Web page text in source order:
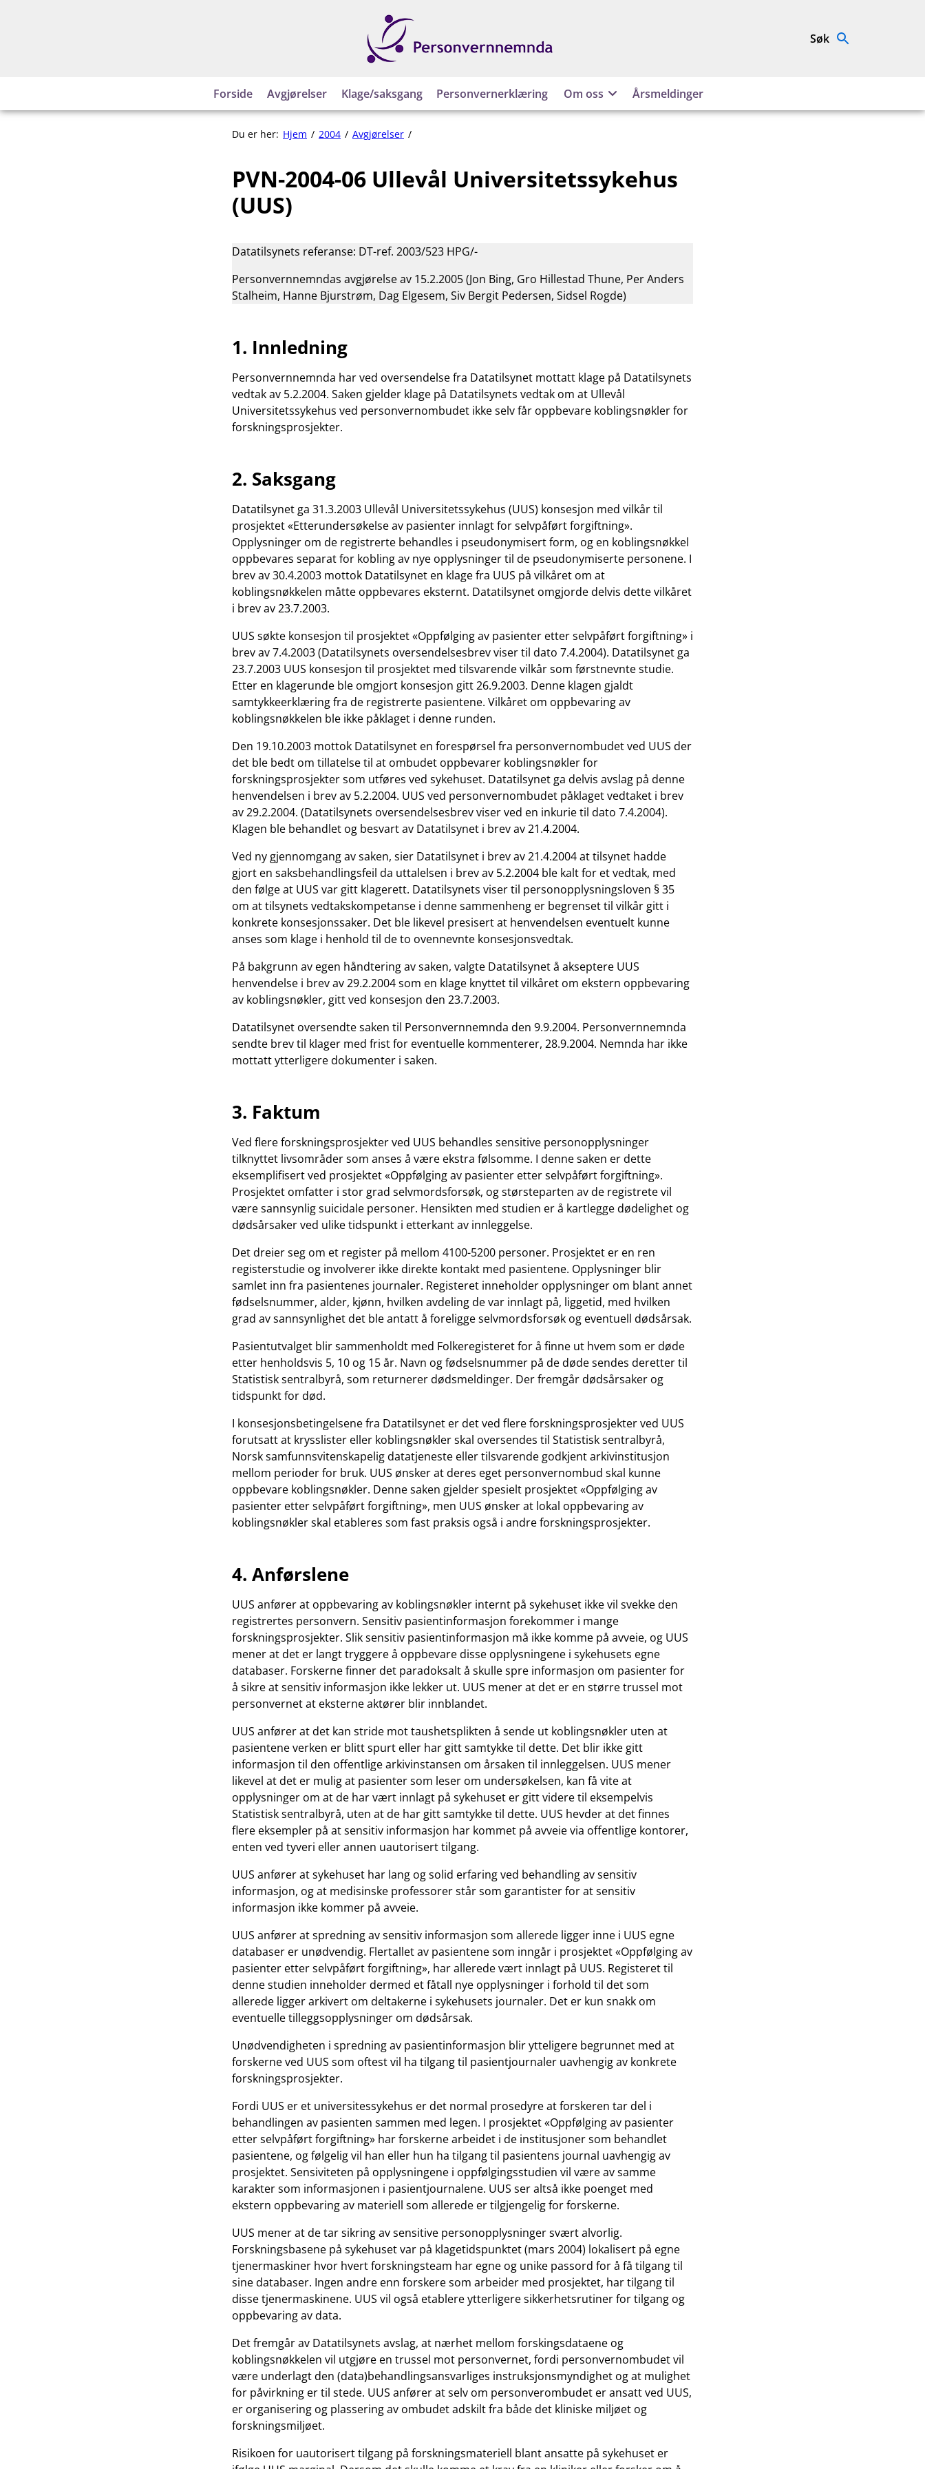
Personvernnemnda Søk
Forside Avgjørelser Klage/saksgang Personvernerklæring Om oss Årsmeldinger
Du er her: Hjem 2004 Avgjørelser
Ullevål
Universitetssykehus
PVN-2004-06 Ullevål Universitetssykehus
(UUS)
Datatilsynets referanse: DT-ref. 2003/523 HPG/-
Personvernnemndas avgjørelse av 15.2.2005 (Jon Bing, Gro Hillestad Thune, Per Anders
Stalheim, Hanne Bjurstrøm, Dag Elgesem, Siv Bergit Pedersen, Sidsel Rogde)
1. Innledning
Personvernnemnda har ved oversendelse fra Datatilsynet mottatt klage på Datatilsynets
vedtak av 5.2.2004. Saken gjelder klage på Datatilsynets vedtak om at Ullevål
Universitetssykehus ved personvernombudet ikke selv får oppbevare koblingsnøkler for
forskningsprosjekter.
2. Saksgang
Datatilsynet ga 31.3.2003 Ullevål Universitetssykehus (UUS) konsesjon med vilkår til
prosjektet «Etterundersøkelse av pasienter innlagt for selvpåført forgiftning».
Opplysninger om de registrerte behandles i pseudonymisert form, og en koblingsnøkkel
oppbevares separat for kobling av nye opplysninger til de pseudonymiserte personene. I
brev av 30.4.2003 mottok Datatilsynet en klage fra UUS på vilkåret om at
koblingsnøkkelen måtte oppbevares eksternt. Datatilsynet omgjorde delvis dette vilkåret
i brev av 23.7.2003.
UUS søkte konsesjon til prosjektet «Oppfølging av pasienter etter selvpåført forgiftning» i
brev av 7.4.2003 (Datatilsynets oversendelsesbrev viser til dato 7.4.2004). Datatilsynet ga
23.7.2003 UUS konsesjon til prosjektet med tilsvarende vilkår som førstnevnte studie.
Etter en klagerunde ble omgjort konsesjon gitt 26.9.2003. Denne klagen gjaldt
samtykkeerklæring fra de registrerte pasientene. Vilkåret om oppbevaring av
koblingsnøkkelen ble ikke påklaget i denne runden.
Den 19.10.2003 mottok Datatilsynet en forespørsel fra personvernombudet ved UUS der
det ble bedt om tillatelse til at ombudet oppbevarer koblingsnøkler for
forskningsprosjekter som utføres ved sykehuset. Datatilsynet ga delvis avslag på denne
henvendelsen i brev av 5.2.2004. UUS ved personvernombudet påklaget vedtaket i brev
av 29.2.2004. (Datatilsynets oversendelsesbrev viser ved en inkurie til dato 7.4.2004).
Klagen ble behandlet og besvart av Datatilsynet i brev av 21.4.2004.
Ved ny gjennomgang av saken, sier Datatilsynet i brev av 21.4.2004 at tilsynet hadde
gjort en saksbehandlingsfeil da uttalelsen i brev av 5.2.2004 ble kalt for et vedtak, med
den følge at UUS var gitt klagerett. Datatilsynets viser til personopplysningsloven § 35
om at tilsynets vedtakskompetanse i denne sammenheng er begrenset til vilkår gitt i
konkrete konsesjonssaker. Det ble likevel presisert at henvendelsen eventuelt kunne
anses som klage i henhold til de to ovennevnte konsesjonsvedtak.
På bakgrunn av egen håndtering av saken, valgte Datatilsynet å akseptere UUS
henvendelse i brev av 29.2.2004 som en klage knyttet til vilkåret om ekstern oppbevaring
av koblingsnøkler, gitt ved konsesjon den 23.7.2003.
Datatilsynet oversendte saken til Personvernnemnda den 9.9.2004. Personvernnemnda
sendte brev til klager med frist for eventuelle kommenterer, 28.9.2004. Nemnda har ikke
mottatt ytterligere dokumenter i saken.
3. Faktum
Ved flere forskningsprosjekter ved UUS behandles sensitive personopplysninger
tilknyttet livsområder som anses å være ekstra følsomme. I denne saken er dette
eksemplifisert ved prosjektet «Oppfølging av pasienter etter selvpåført forgiftning».
Prosjektet omfatter i stor grad selvmordsforsøk, og størsteparten av de registrete vil
være sannsynlig suicidale personer. Hensikten med studien er å kartlegge dødelighet og
dødsårsaker ved ulike tidspunkt i etterkant av innleggelse.
Det dreier seg om et register på mellom 4100-5200 personer. Prosjektet er en ren
registerstudie og involverer ikke direkte kontakt med pasientene. Opplysninger blir
samlet inn fra pasientenes journaler. Registeret inneholder opplysninger om blant annet
fødselsnummer, alder, kjønn, hvilken avdeling de var innlagt på, liggetid, med hvilken
grad av sannsynlighet det ble antatt å foreligge selvmordsforsøk og eventuell dødsårsak.
Pasientutvalget blir sammenholdt med Folkeregisteret for å finne ut hvem som er døde
etter henholdsvis 5, 10 og 15 år. Navn og fødselsnummer på de døde sendes deretter til
Statistisk sentralbyrå, som returnerer dødsmeldinger. Der fremgår dødsårsaker og
tidspunkt for død.
I konsesjonsbetingelsene fra Datatilsynet er det ved flere forskningsprosjekter ved UUS
forutsatt at krysslister eller koblingsnøkler skal oversendes til Statistisk sentralbyrå,
Norsk samfunnsvitenskapelig datatjeneste eller tilsvarende godkjent arkivinstitusjon
mellom perioder for bruk. UUS ønsker at deres eget personvernombud skal kunne
oppbevare koblingsnøkler. Denne saken gjelder spesielt prosjektet «Oppfølging av
pasienter etter selvpåført forgiftning», men UUS ønsker at lokal oppbevaring av
koblingsnøkler skal etableres som fast praksis også i andre forskningsprosjekter.
4. Anførslene
UUS anfører at oppbevaring av koblingsnøkler internt på sykehuset ikke vil svekke den
registrertes personvern. Sensitiv pasientinformasjon forekommer i mange
forskningsprosjekter. Slik sensitiv pasientinformasjon må ikke komme på avveie, og UUS
mener at det er langt tryggere å oppbevare disse opplysningene i sykehusets egne
databaser. Forskerne finner det paradoksalt å skulle spre informasjon om pasienter for
å sikre at sensitiv informasjon ikke lekker ut. UUS mener at det er en større trussel mot
personvernet at eksterne aktører blir innblandet.
UUS anfører at det kan stride mot taushetsplikten å sende ut koblingsnøkler uten at
pasientene verken er blitt spurt eller har gitt samtykke til dette. Det blir ikke gitt
informasjon til den offentlige arkivinstansen om årsaken til innleggelsen. UUS mener
likevel at det er mulig at pasienter som leser om undersøkelsen, kan få vite at
opplysninger om at de har vært innlagt på sykehuset er gitt videre til eksempelvis
Statistisk sentralbyrå, uten at de har gitt samtykke til dette. UUS hevder at det finnes
flere eksempler på at sensitiv informasjon har kommet på avveie via offentlige kontorer,
enten ved tyveri eller annen uautorisert tilgang.
UUS anfører at sykehuset har lang og solid erfaring ved behandling av sensitiv
informasjon, og at medisinske professorer står som garantister for at sensitiv
informasjon ikke kommer på avveie.
UUS anfører at spredning av sensitiv informasjon som allerede ligger inne i UUS egne
databaser er unødvendig. Flertallet av pasientene som inngår i prosjektet «Oppfølging av
pasienter etter selvpåført forgiftning», har allerede vært innlagt på UUS. Registeret til
denne studien inneholder dermed et fåtall nye opplysninger i forhold til det som
allerede ligger arkivert om deltakerne i sykehusets journaler. Det er kun snakk om
eventuelle tilleggsopplysninger om dødsårsak.
Unødvendigheten i spredning av pasientinformasjon blir ytteligere begrunnet med at
forskerne ved UUS som oftest vil ha tilgang til pasientjournaler uavhengig av konkrete
forskningsprosjekter.
Fordi UUS er et universitessykehus er det normal prosedyre at forskeren tar del i
behandlingen av pasienten sammen med legen. I prosjektet «Oppfølging av pasienter
etter selvpåført forgiftning» har forskerne arbeidet i de institusjoner som behandlet
pasientene, og følgelig vil han eller hun ha tilgang til pasientens journal uavhengig av
prosjektet. Sensiviteten på opplysningene i oppfølgingsstudien vil være av samme
karakter som informasjonen i pasientjournalene. UUS ser altså ikke poenget med
ekstern oppbevaring av materiell som allerede er tilgjengelig for forskerne.
UUS mener at de tar sikring av sensitive personopplysninger svært alvorlig.
Forskningsbasene på sykehuset var på klagetidspunktet (mars 2004) lokalisert på egne
tjenermaskiner hvor hvert forskningsteam har egne og unike passord for å få tilgang til
sine databaser. Ingen andre enn forskere som arbeider med prosjektet, har tilgang til
disse tjenermaskinene. UUS vil også etablere ytterligere sikkerhetsrutiner for tilgang og
oppbevaring av data.
Det fremgår av Datatilsynets avslag, at nærhet mellom forskingsdataene og
koblingsnøkkelen vil utgjøre en trussel mot personvernet, fordi personvernombudet vil
være underlagt den (data)behandlingsansvarliges instruksjonsmyndighet og at mulighet
for påvirkning er til stede. UUS anfører at selv om personverombudet er ansatt ved UUS,
er organisering og plassering av ombudet adskilt fra både det kliniske miljøet og
forskningsmiljøet.
Risikoen for uautorisert tilgang på forskningsmateriell blant ansatte på sykehuset er